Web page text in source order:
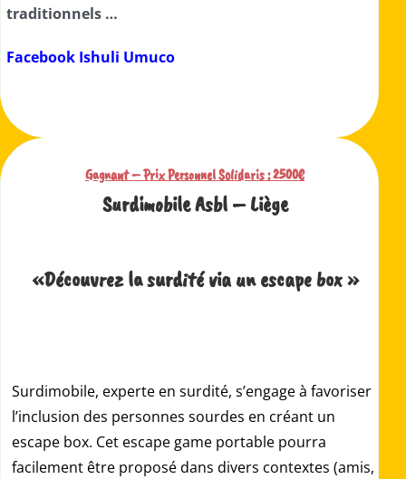
traditionnels …
Facebook Ishuli Umuco
Gagnant – Prix Personnel Solidaris :2500€
Surdimobile Asbl – Liège
«Découvrez la surdité via un escape box »
Surdimobile, experte en surdité, s’engage à favoriser
l’inclusion des personnes sourdes en créant un
escape box. Cet escape game portable pourra
facilement être proposé dans divers contextes (amis,